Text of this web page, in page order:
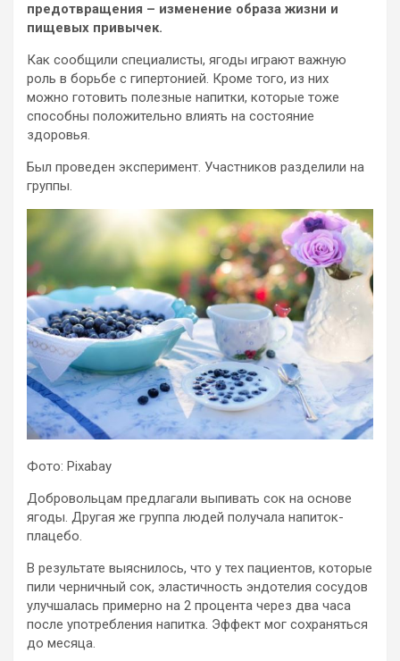
предотвращения – изменение образа жизни и
пищевых привычек.
Как сообщили специалисты, ягоды играют важную
роль в борьбе с гипертонией. Кроме того, из них
можно готовить полезные напитки, которые тоже
способны положительно влиять на состояние
здоровья.
Был проведен эксперимент. Участников разделили на
группы.
Фото: Pixabay
Добровольцам предлагали выпивать сок на основе
ягоды. Другая же группа людей получала напиток-
плацебо.
В результате выяснилось, что у тех пациентов, которые
пили черничный сок, эластичность эндотелия сосудов
улучшалась примерно на 2 процента через два часа
после употребления напитка. Эффект мог сохраняться
до месяца.